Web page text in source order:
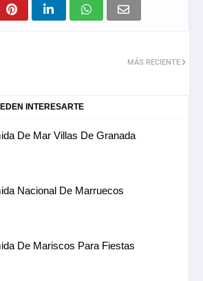
MÁS RECIENTE
INTERESARTE
De Mar Villas De Granada
Nacional De Marruecos
De Mariscos Para Fiestas